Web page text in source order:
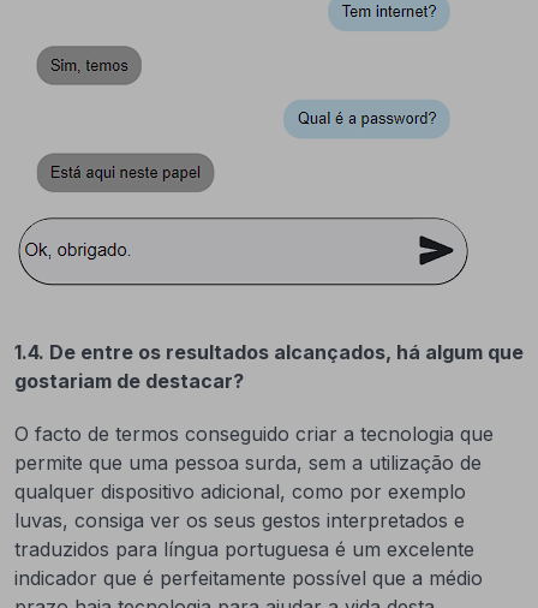
1.4. De entre os resultados alcançados, há algum que
gostariam de destacar?
O facto de termos conseguido criar a tecnologia que
permite que uma pessoa surda, sem a utilização de
qualquer dispositivo adicional, como por exemplo
luvas, consiga ver os seus gestos interpretados e
traduzidos para língua portuguesa é um excelente
indicador que é perfeitamente possível que a médio